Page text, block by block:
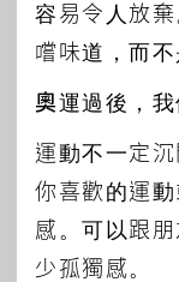
容易令人放
嚐味道，而不
奧運過後，
運動不一定
你喜歡的運
感。可以跟
少孤獨感。